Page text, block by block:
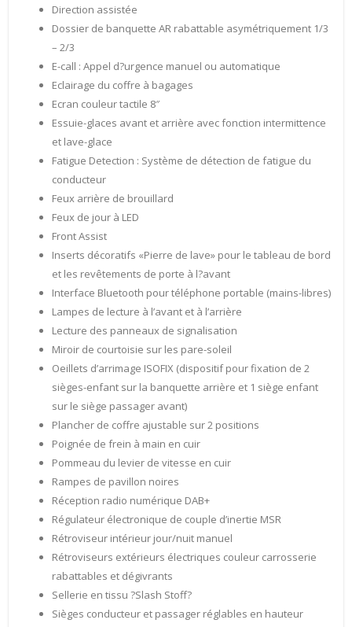
Direction assistée
Dossier de banquette AR rabattable asymétriquement 1/3
– 2/3
E-call : Appel d?urgence manuel ou automatique
Eclairage du coffre à bagages
Ecran couleur tactile 8″
Essuie-glaces avant et arrière avec fonction intermittence
et lave-glace
Fatigue Detection : Système de détection de fatigue du
conducteur
Feux arrière de brouillard
Feux de jour à LED
Front Assist
Inserts décoratifs «Pierre de lave» pour le tableau de bord
et les revêtements de porte à l?avant
Interface Bluetooth pour téléphone portable (mains-libres)
Lampes de lecture à l’avant et à l’arrière
Lecture des panneaux de signalisation
Miroir de courtoisie sur les pare-soleil
Oeillets d’arrimage ISOFIX (dispositif pour fixation de 2
sièges-enfant sur la banquette arrière et 1 siège enfant
sur le siège passager avant)
Plancher de coffre ajustable sur 2 positions
Poignée de frein à main en cuir
Pommeau du levier de vitesse en cuir
Rampes de pavillon noires
Réception radio numérique DAB+
Régulateur électronique de couple d’inertie MSR
Rétroviseur intérieur jour/nuit manuel
Rétroviseurs extérieurs électriques couleur carrosserie
rabattables et dégivrants
Sellerie en tissu ?Slash Stoff?
Sièges conducteur et passager réglables en hauteur